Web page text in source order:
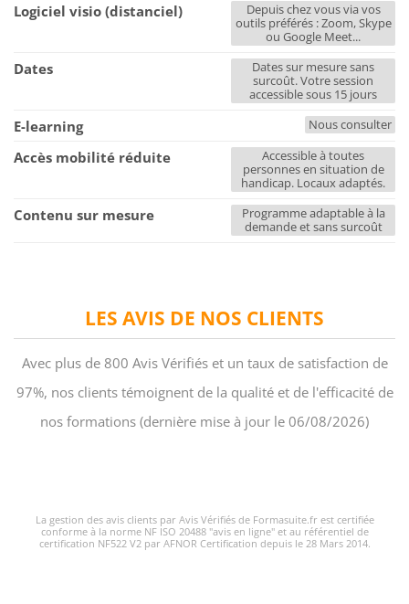
LES AVIS DE NOS CLIENTS
Avec plus de 800 Avis Vérifiés et un taux de satisfaction de
97%, nos clients témoignent de la qualité et de l'efficacité de
nos formations (dernière mise à jour le 06/08/2026)
La gestion des avis clients par Avis Vérifiés de Formasuite.fr est certifiée
conforme à la norme NF ISO 20488 "avis en ligne" et au référentiel de
certification NF522 V2 par AFNOR Certification depuis le 28 Mars 2014.
Logiciel visio (distanciel)
Depuis chez vous via vos
outils préférés : Zoom, Skype
ou Google Meet...
Dates
Dates sur mesure sans
surcoût. Votre session
accessible sous 15 jours
E-learning Nous consulter
Accès mobilité réduite
Accessible à toutes
personnes en situation de
handicap. Locaux adaptés.
Contenu sur mesure
Programme adaptable à la
demande et sans surcoût